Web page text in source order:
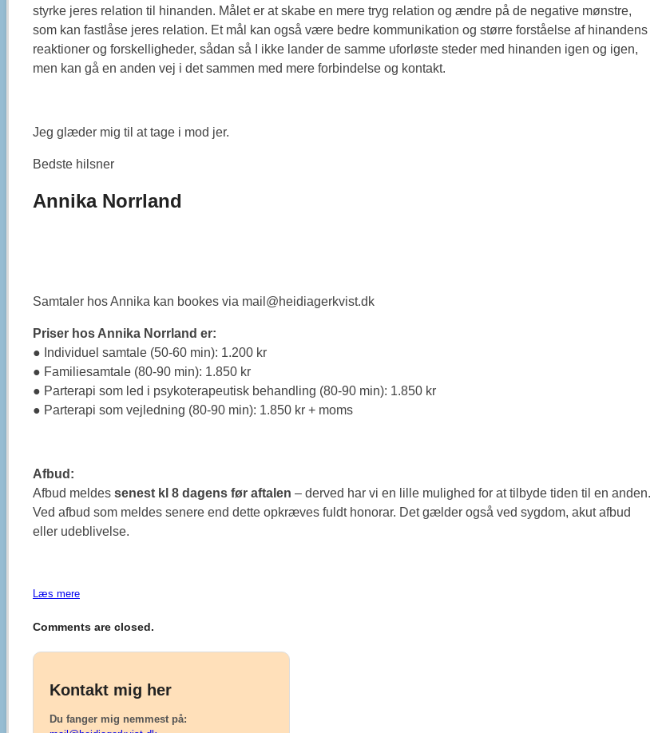
styrke jeres relation til hinanden. Målet er at skabe en mere tryg relation og ændre på de negative mønstre,
som kan fastlåse jeres relation. Et mål kan også være bedre kommunikation og større forståelse af hinandens
reaktioner og forskelligheder, sådan så I ikke lander de samme uforløste steder med hinanden igen og igen,
men kan gå en anden vej i det sammen med mere forbindelse og kontakt.
Jeg glæder mig til at tage i mod jer.
Bedste hilsner
Annika Norrland
Samtaler hos Annika kan bookes via mail@heidiagerkvist.dk
Priser hos Annika Norrland er:
● Individuel samtale (50-60 min): 1.200 kr
● Familiesamtale (80-90 min): 1.850 kr
● Parterapi som led i psykoterapeutisk behandling (80-90 min): 1.850 kr
● Parterapi som vejledning (80-90 min): 1.850 kr + moms
Afbud:
Afbud meldes senest kl 8 dagens før aftalen – derved har vi en lille mulighed for at tilbyde tiden til en anden.
Ved afbud som meldes senere end dette opkræves fuldt honorar. Det gælder også ved sygdom, akut afbud
eller udeblivelse.
Læs mere
Comments are closed.
Kontakt mig her
Du fanger mig nemmest på: